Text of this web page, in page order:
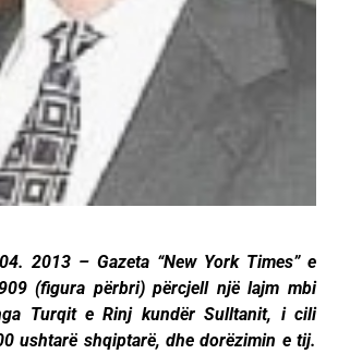
2013 – Gazeta “New York Times” e
(figura përbri) përcjell një lajm mbi
Turqit e Rinj kundër Sulltanit, i cili
ushtarë shqiptarë, dhe dorëzimin e tij.